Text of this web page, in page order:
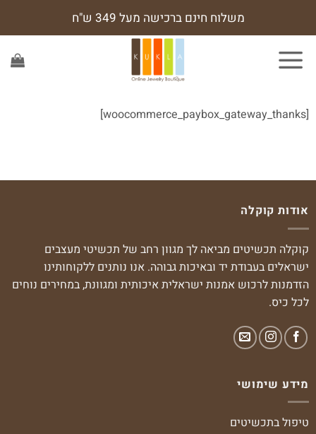
משלוח חינם ברכישה מעל 349 ש"ח
[woocommerce_paybox_gateway_thanks]
אודות קוקלה
קוקלה תכשיטים מביאה לך מגוון רחב של תכשיטי מעצבים
ישראלים בעבודת יד ובאיכות גבוהה. אנו נותנים ללקוחותינו
הזדמנות לרכוש אמנות ישראלית איכותית ומגוונת, במחירים נוחים
לכל כיס.
מידע שימושי
טיפול בתכשיטים